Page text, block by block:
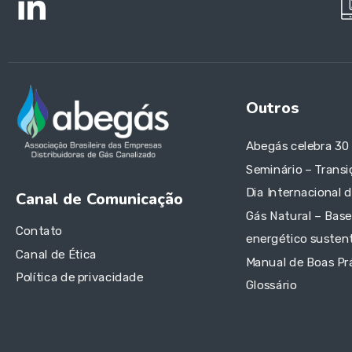
Canal de Comunicação
Contato
Canal de Ética
Política de privacidade
Outros
Abegás celebra 30
Seminário –
Dia Internacional
Gás Natural –
energético
Manual de Boas
Glossário